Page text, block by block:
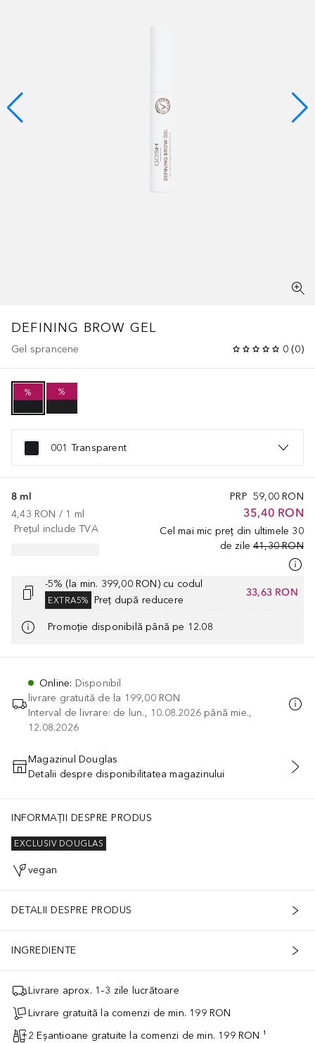
DEFINING BROW GEL
Gel sprancene 0 (0)
% %
001 Transparent
PRP 59,00 RON
35,40 RON
Cel mai mic preț din ultimele 30
de zile 41,30 RON
8 ml
4,43 RON / 1 ml
Prețul include TVA
-5% (la min. 399,00 RON) cu codul
EXTRA5% Preț după reducere
33,63 RON
Promoție disponibilă până pe 12.08
Online: Disponibil
livrare gratuită de la 199,00 RON
Interval de livrare: de lun., 10.08.2026 până mie.,
12.08.2026
ADĂUGAȚI ÎN COŞ
Magazinul Douglas
Detalii despre disponibilitatea magazinului
INFORMAȚII DESPRE PRODUS
EXCLUSIV DOUGLAS
vegan
DETALII DESPRE PRODUS
INGREDIENTE
Livrare aprox. 1–3 zile lucrătoare
Livrare gratuită la comenzi de min. 199 RON
2 Eșantioane gratuite la comenzi de min. 199 RON ¹